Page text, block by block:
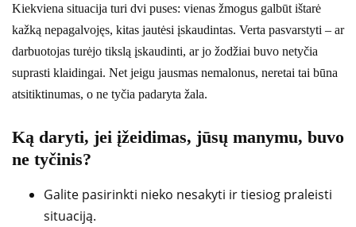
Kiekviena situacija turi dvi puses: vienas žmogus galbūt ištarė
kažką nepagalvojęs, kitas jautėsi įskaudintas. Verta pasvarstyti – ar
darbuotojas turėjo tikslą įskaudinti, ar jo žodžiai buvo netyčia
suprasti klaidingai. Net jeigu jausmas nemalonus, neretai tai būna
atsitiktinumas, o ne tyčia padaryta žala.
Ką daryti, jei įžeidimas, jūsų manymu, buvo
ne tyčinis?
Galite pasirinkti nieko nesakyti ir tiesiog praleisti
situaciją.